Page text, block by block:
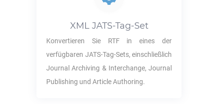
XML JATS-Tag-Set
Konvertieren Sie RTFin eines der
verfügbaren JATS-Tag-Sets, einschließlich
Journal Archiving & Interchange, Journal
Publishing und Article Authoring.